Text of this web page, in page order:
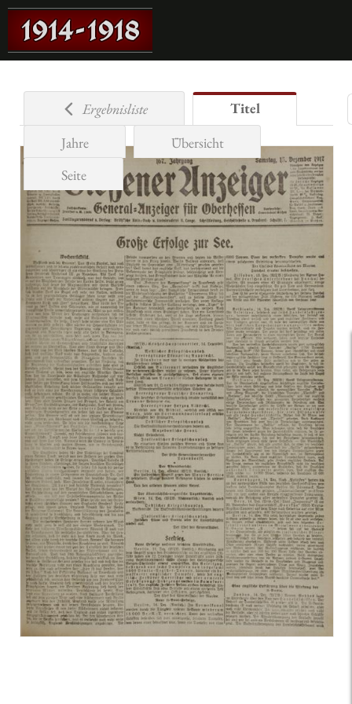
Ergebnisliste
Titel
Jahre
Übersicht
Seite